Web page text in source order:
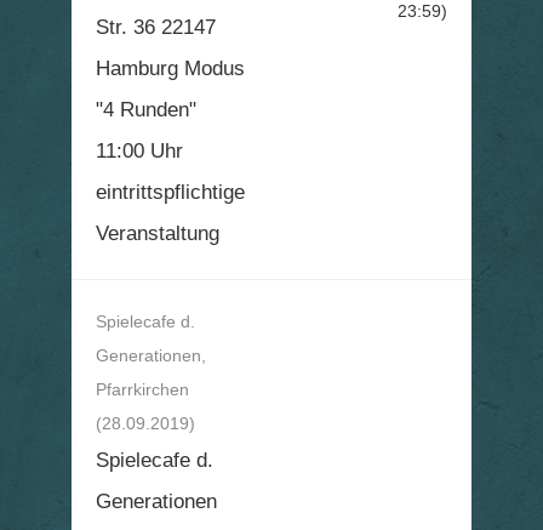
Str. 36 22147
Hamburg Modus
"4 Runden"
11:00 Uhr
eintrittspflichtige
Veranstaltung
23:59)
Spielecafe d.
Generationen,
Pfarrkirchen
(28.09.2019)
Spielecafe d.
Generationen